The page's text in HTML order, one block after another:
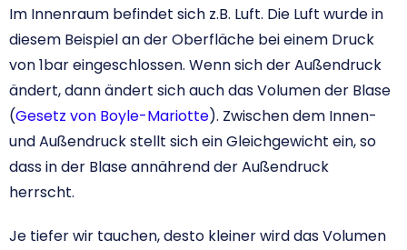
Im Innenraum befindet sich z.B. Luft. Die Luft wurde in
diesem Beispiel an der Oberfläche bei einem Druck
von 1bar eingeschlossen. Wenn sich der Außendruck
ändert, dann ändert sich auch das Volumen der Blase
(Gesetz von Boyle-Mariotte). Zwischen dem Innen-
und Außendruck stellt sich ein Gleichgewicht ein, so
dass in der Blase annährend der Außendruck
herrscht.
Je tiefer wir tauchen, desto kleiner wird das Volumen